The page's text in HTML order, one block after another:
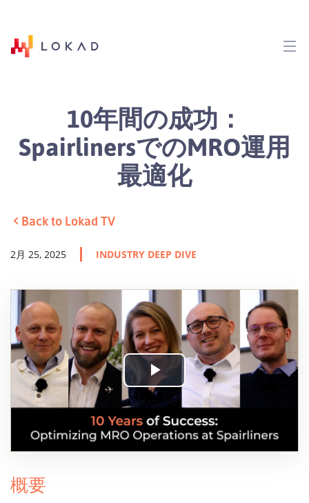
10年間の成功：
SpairlinersでのMRO運用
最適化
Back to Lokad TV
2月 25, 2025 INDUSTRY DEEP DIVE
Play
Video
概要